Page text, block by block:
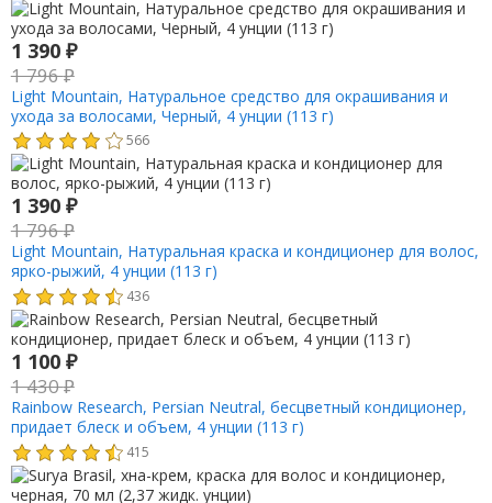
1 390 ₽
1 796₽
Light Mountain, Натуральное средство для окрашивания и
ухода за волосами, Черный, 4 унции (113 г)
566
1 390 ₽
1 796₽
Light Mountain, Натуральная краска и кондиционер для волос,
ярко-рыжий, 4 унции (113 г)
436
1 100 ₽
1 430₽
Rainbow Research, Persian Neutral, бесцветный кондиционер,
придает блеск и объем, 4 унции (113 г)
415